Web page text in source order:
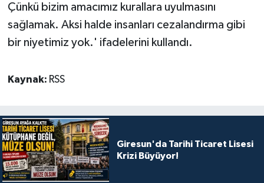
Çünkü bizim amacımız kurallara uyulmasını
sağlamak. Aksi halde insanları cezalandırma gibi
bir niyetimiz yok.' ifadelerini kullandı.
Kaynak: RSS
Giresun'da Tarihi Ticaret Lisesi
Krizi Büyüyor!